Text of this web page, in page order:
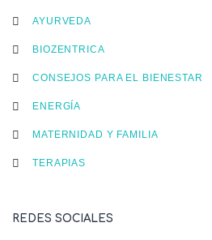
AYURVEDA
BIOZENTRICA
CONSEJOS PARA EL BIENESTAR
ENERGÍA
MATERNIDAD Y FAMILIA
TERAPIAS
REDES SOCIALES